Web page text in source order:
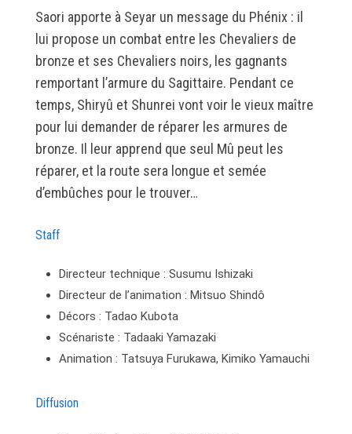
Saori apporte à Seyar un message du Phénix : il
lui propose un combat entre les Chevaliers de
bronze et ses Chevaliers noirs, les gagnants
remportant l’armure du Sagittaire. Pendant ce
temps, Shiryû et Shunrei vont voir le vieux maître
pour lui demander de réparer les armures de
bronze. Il leur apprend que seul Mû peut les
réparer, et la route sera longue et semée
d’embûches pour le trouver…
Staff
Directeur technique : Susumu Ishizaki
Directeur de l’animation : Mitsuo Shindô
Décors : Tadao Kubota
Scénariste : Tadaaki Yamazaki
Animation : Tatsuya Furukawa, Kimiko Yamauchi
Diffusion